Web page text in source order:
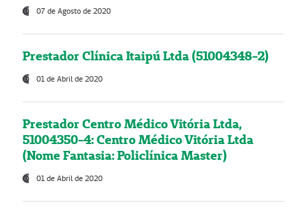
07 de Agosto de 2020
Prestador Clínica Itaipú Ltda (51004348-2)
01 de Abril de 2020
Prestador Centro Médico Vitória Ltda,
51004350-4: Centro Médico Vitória Ltda
(Nome Fantasia: Policlínica Master)
01 de Abril de 2020